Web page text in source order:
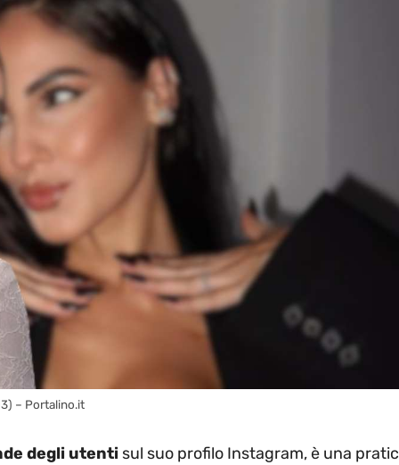
– Portalino.it
degli utenti sul suo profilo Instagram, è una